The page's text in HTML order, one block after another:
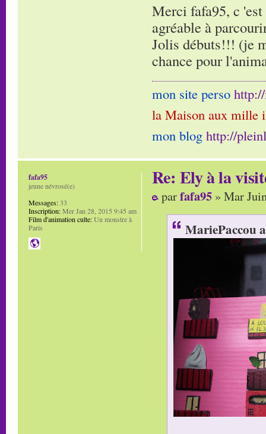
Merci fafa95, c
agréable à
Jolis débuts!!! (je
chance pour
mon site perso
la Maison aux mille
mon blog http://
Re: Ely à la
parfafa95 » Mar
MariePaccou
fafa95
jeune névrosé(e)
Messages:33
Inscription:Mer Jan 28, 2015 9:45 am
Film d'animation culte:Un monstre à
Paris